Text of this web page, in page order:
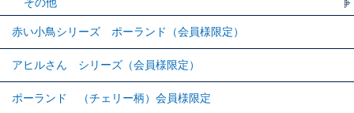
赤い小鳥シリーズ ポーランド（会員様限定）
アヒルさん シリーズ（会員様限定）
ポーランド （チェリー柄）会員様限定